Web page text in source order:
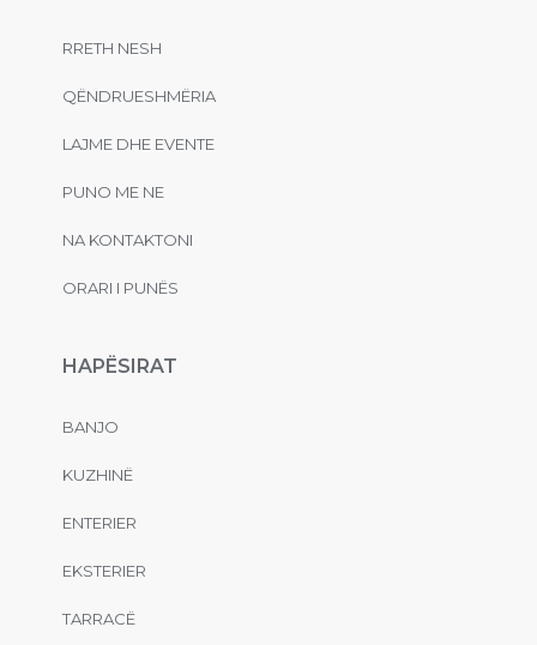
RRETH NESH
QËNDRUESHMËRIA
LAJME DHE EVENTE
PUNO ME NE
NA KONTAKTONI
ORARI I PUNËS
HAPËSIRAT
BANJO
KUZHINË
ENTERIER
EKSTERIER
TARRACË